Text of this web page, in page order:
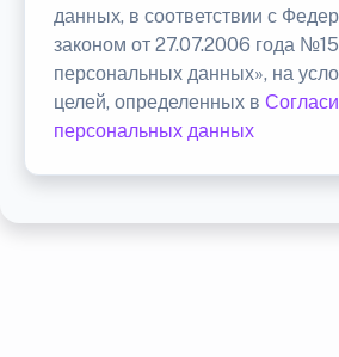
данных, в соответствии с
законом от 27.07.2006 года
персональных данных», на
целей, определенных в
персональных данных